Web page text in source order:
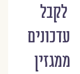
לקבל
עדכונים
ממגזין